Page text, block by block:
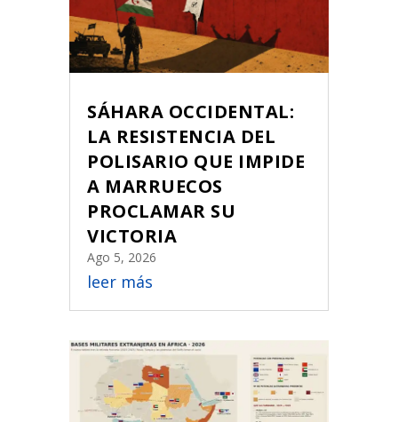
SÁHARA OCCIDENTAL:
LA RESISTENCIA DEL
POLISARIO QUE IMPIDE
A MARRUECOS
PROCLAMAR SU
VICTORIA
Ago 5, 2026
leer más